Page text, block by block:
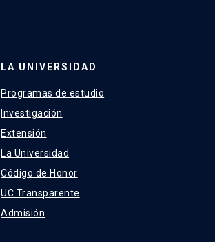
LA UNIVERSIDAD
Programas de estudio
Investigación
Extensión
La Universidad
Código de Honor
UC Transparente
Admisión